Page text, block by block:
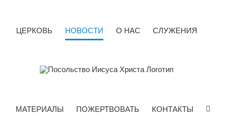
ЦЕРКОВЬ НОВОСТИ О НАС СЛУЖЕНИЯ
МАТЕРИАЛЫ ПОЖЕРТВОВАТЬ КОНТАКТЫ